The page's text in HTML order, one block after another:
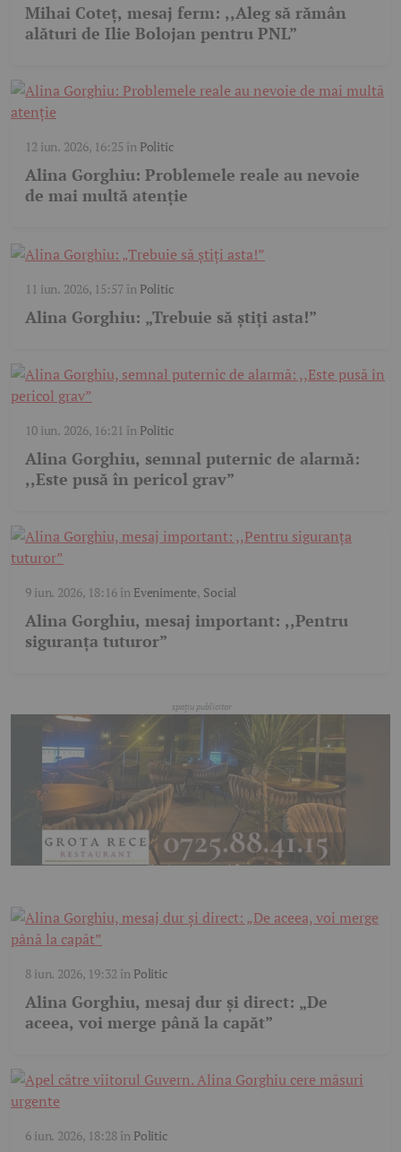
Mihai Coteț, mesaj ferm: ,,Aleg să rămân
alături de Ilie Bolojan pentru PNL”
12 iun. 2026, 16:25 în Politic
Alina Gorghiu: Problemele reale au nevoie
de mai multă atenție
11 iun. 2026, 15:57în Politic
Alina Gorghiu: „Trebuie să știți asta!”
10 iun. 2026, 16:21 în Politic
Alina Gorghiu, semnal puternic de alarmă:
,,Este pusă în pericol grav”
9 iun. 2026, 18:16în Evenimente, Social
Alina Gorghiu, mesaj important: ,,Pentru
siguranța tuturor”
8 iun. 2026, 19:32 în Politic
Alina Gorghiu, mesaj dur și direct: „De
aceea, voi merge până la capăt”
6 iun. 2026, 18:28în Politic